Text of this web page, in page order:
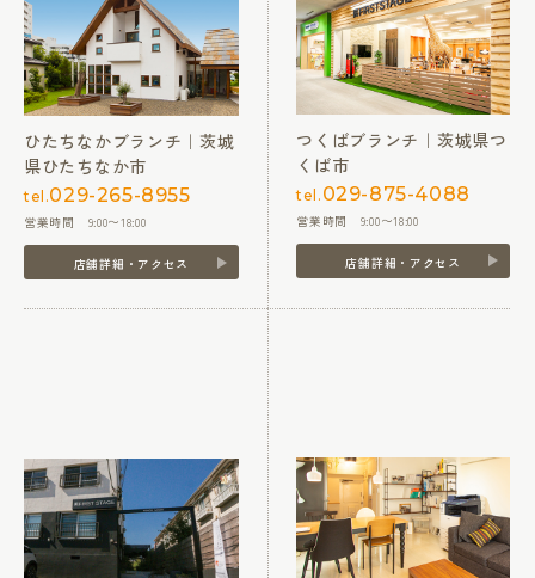
ひたちなかブランチ｜茨城
県ひたちなか市
tel.029-265-8955
営業時間 9:00〜18:00
店舗詳細・アクセス
つくばブランチ｜茨城県つ
くば市
tel. 029-875-4088
営業時間 9:00〜18:00
店舗詳細・アクセス